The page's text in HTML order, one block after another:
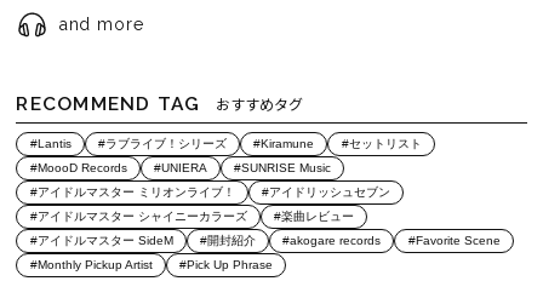
and more
RECOMMEND TAG おすすめタグ
#Lantis #ラブライブ！シリーズ #Kiramune
#セットリスト
#MoooD Records
#UNIERA
#SUNRISE Music
#アイドルマスター ミリオンライブ！
#アイドリッシュセブン
#アイドルマスター シャイニーカラーズ
#楽曲レビュー
#アイドルマスター SideM
#開封紹介 #akogare records
#Favorite Scene
#Monthly Pickup Artist
#Pick Up Phrase